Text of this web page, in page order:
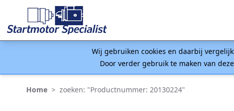
Wij gebruiken cookies en daarbij
Door verder gebruik te maken van
Home > zoeken: "Productnummer: 20130224"